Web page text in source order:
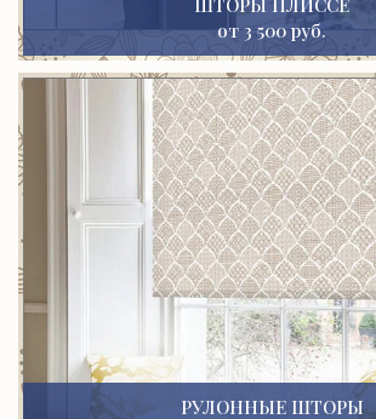
от 3 500 руб.
РУЛОННЫЕ ШТОРЫ